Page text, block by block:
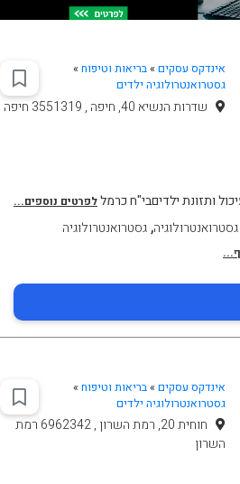
אינדקס עסקים »בריאות וטיפוח»
גסטרואנטרולוגיה ילדים
שדרות הנשיא 40, חיפה , 3551319 חיפה
ותזונת ילדיםבי"ח כרמללפרטים נוספים...
גסטרואנטרולוגיה,גסטרואנטרולוגיה
אינדקס עסקים »בריאות וטיפוח»
גסטרואנטרולוגיה ילדים
חוחית 20, רמת השרון , 6962342 רמת
השרון